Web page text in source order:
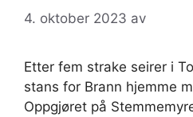
4. oktober 2023 av
Etter fem strake seirer i
stans for Brann hjemme
Oppgjøret på